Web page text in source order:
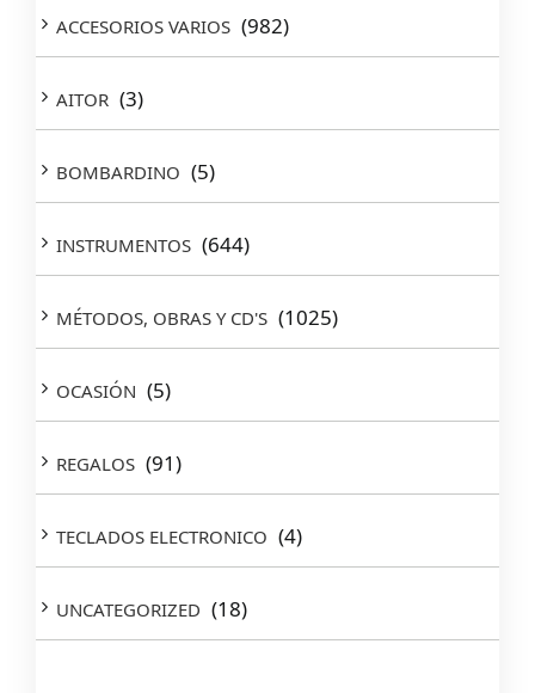
ACCESORIOS VARIOS (982)
AITOR (3)
BOMBARDINO (5)
INSTRUMENTOS (644)
MÉTODOS, OBRAS Y CD'S (1025)
OCASIÓN (5)
REGALOS (91)
TECLADOS ELECTRONICO (4)
UNCATEGORIZED (18)